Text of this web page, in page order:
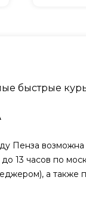
быстрые
Пенза
13 часов по
а также